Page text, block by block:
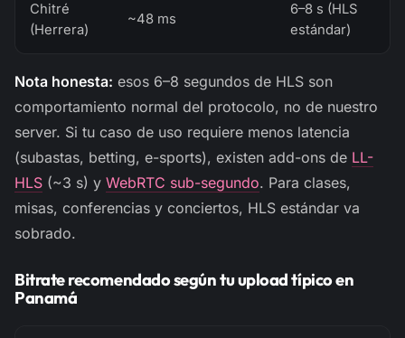
Chitré
(Herrera)
~48 ms
6–8 s (HLS
estándar)
Nota honesta: esos 6–8 segundos de HLS son
comportamiento normal del protocolo, no de nuestro
server. Si tu caso de uso requiere menos latencia
(subastas, betting, e-sports), existen add-ons de LL-
HLS (~3 s) y WebRTC sub-segundo. Para clases,
misas, conferencias y conciertos, HLS estándar va
sobrado.
Bitrate recomendado según tu upload típico en
Panamá